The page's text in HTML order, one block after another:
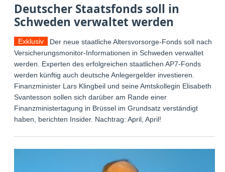
Deutscher Staatsfonds soll in
Schweden verwaltet werden
Exklusiv
Der neue staatliche Altersvorsorge-Fonds soll nach
Versicherungsmonitor-Informationen in Schweden verwaltet
werden. Experten des erfolgreichen staatlichen AP7-Fonds
werden künftig auch deutsche Anlegergelder investieren.
Finanzminister Lars Klingbeil und seine Amtskollegin Elisabeth
Svantesson sollen sich darüber am Rande einer
Finanzministertagung in Brüssel im Grundsatz verständigt
haben, berichten Insider. Nachtrag: April, April!